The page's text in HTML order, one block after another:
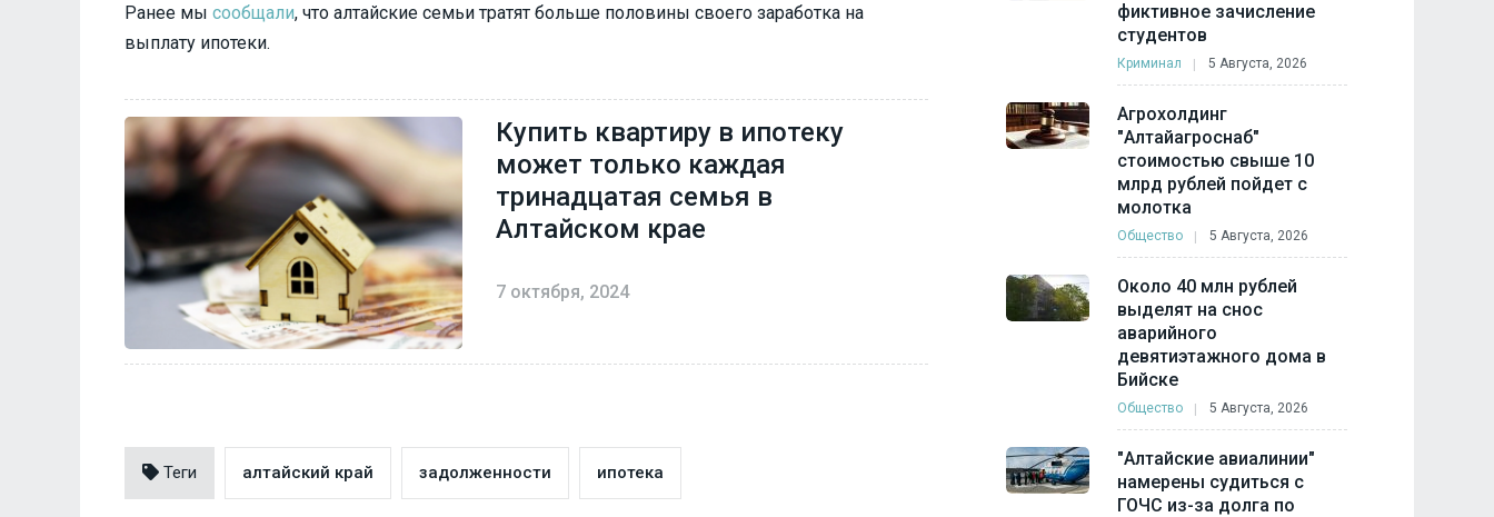
Ранее мы сообщали, что алтайские семьи тратят больше половины своего заработка на
выплату ипотеки.
Купить квартиру в ипотеку
может только каждая
тринадцатая семья в
Алтайском крае
7 октября, 2024
Теги алтайский край задолженности ипотека
фиктивное зачисление
студентов
Криминал 5 Августа, 2026
Агрохолдинг
"Алтайагроснаб"
стоимостью свыше 10
млрд рублей пойдет с
молотка
Общество 5 Августа, 2026
Около 40 млн рублей
выделят на снос
аварийного
девятиэтажного дома в
Бийске
Общество 5 Августа, 2026
"Алтайские авиалинии"
намерены судиться с
ГОЧС из-за долга по